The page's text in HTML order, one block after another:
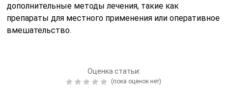
дополнительные методы лечения, такие как
препараты для местного применения или оперативное
вмешательство.
Оценка статьи:
(пока оценок нет)